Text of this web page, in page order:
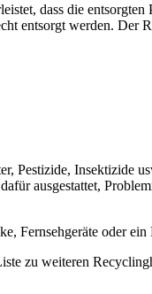
dass die
entsorgt werden. Der
Pestizide, Insektizide
ausgestattet,
Fernsehgeräte oder
zu weiteren